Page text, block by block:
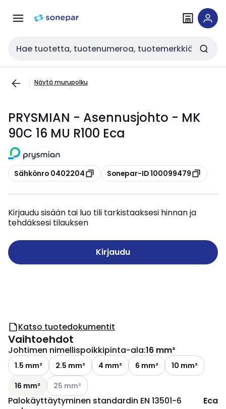
navigointiinsisältöön
Haku
Näytä murupolku
PRYSMIAN - Asennusjohto - MK
90C 16 MU R100 Eca
Kopioi
Sähkönro 0402204 Kopioi
Sonepar-ID 100099479
Kirjaudu sisään tai luo tili tarkistaaksesi hinnan ja
tehdäksesi tilauksen
Kirjaudu
Katso tuotedokumentit
Vaihtoehdot
Johtimen nimellispoikkipinta-ala:16 mm²
1.5 mm² 2.5 mm² 4 mm² 6 mm²
10 mm²
16 mm²
Katso käytettävissä olevat vaihtoehdot
25 mm²
Palokäyttäytyminen standardin EN 13501-6
Eca